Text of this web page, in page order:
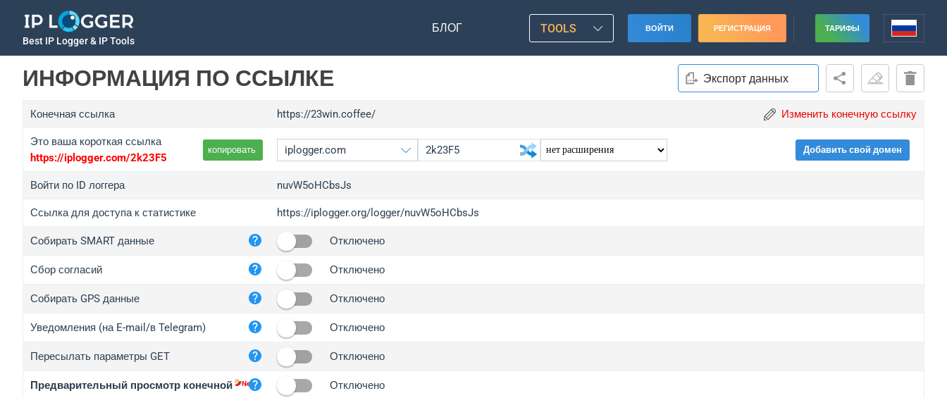
Best IP Logger & IP Tools
БЛОГ TOOLS ВОЙТИ РЕГИСТРАЦИЯ ТАРИФЫ
ИНФОРМАЦИЯ ПО ССЫЛКЕ Экспорт данных
Конечная ссылка https://23win.coffee/ Изменить конечную ссылку
Это ваша короткая ссылка
https://iplogger.com/2k23F5
копировать
iplogger.org
wl.gl
ed.tc
iplogger.com
iplogger.co
2no.co
Добавить свой домен
Войти по ID логгера nuvW5oHCbsJs
Ссылка для доступа к статистике https://iplogger.org/logger/nuvW5oHCbsJs
Собирать SMART данные Отключено
Сбор согласий Отключено
Собирать GPS данные Отключено
Уведомления (на E-mail/в Telegram) Отключено
Пересылать параметры GET Отключено
Предварительный просмотр конечной Отключено